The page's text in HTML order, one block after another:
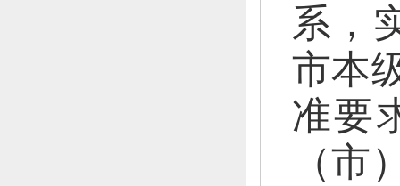
系，
市本
准要
（市